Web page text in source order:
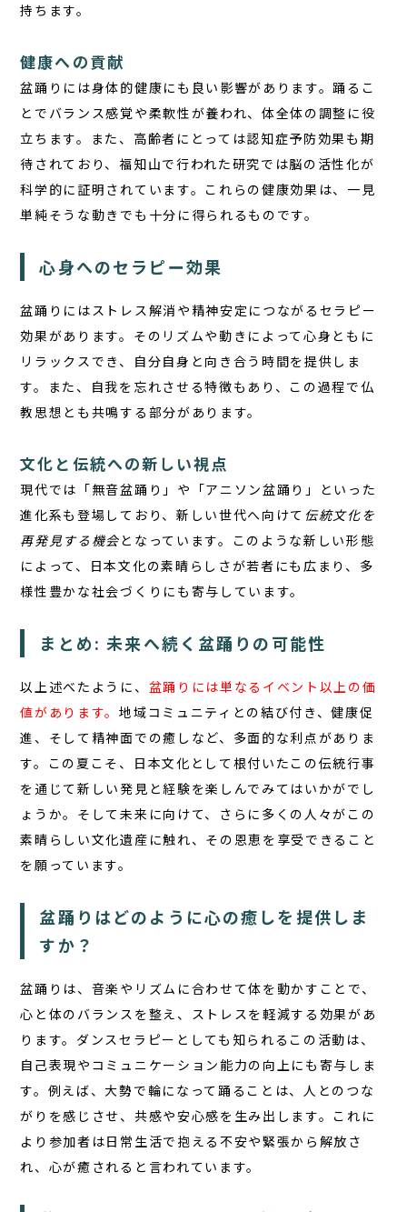
持ちます。
健康への貢献
盆踊りには身体的健康にも良い影響があります。踊るこ
とでバランス感覚や柔軟性が養われ、体全体の調整に役
立ちます。また、高齢者にとっては認知症予防効果も期
待されており、福知山で行われた研究では脳の活性化が
科学的に証明されています。これらの健康効果は、一見
単純そうな動きでも十分に得られるものです。
心身へのセラピー効果
盆踊りにはストレス解消や精神安定につながるセラピー
効果があります。そのリズムや動きによって心身ともに
リラックスでき、自分自身と向き合う時間を提供しま
す。また、自我を忘れさせる特徴もあり、この過程で仏
教思想とも共鳴する部分があります。
文化と伝統への新しい視点
現代では「無音盆踊り」や「アニソン盆踊り」といった
進化系も登場しており、新しい世代へ向けて 伝統文化を
再発見する機会となっています。このような新しい形態
によって、日本文化の素晴らしさが若者にも広まり、多
様性豊かな社会づくりにも寄与しています。
まとめ: 未来へ続く盆踊りの可能性
以上述べたように、 盆踊りには単なるイベント以上の価
値があります。地域コミュニティとの結び付き、健康促
進、そして精神面での癒しなど、多面的な利点がありま
す。この夏こそ、日本文化として根付いたこの伝統行事
を通じて新しい発見と経験を楽しんでみてはいかがでし
ょうか。そして未来に向けて、さらに多くの人々がこの
素晴らしい文化遺産に触れ、その恩恵を享受できること
を願っています。
盆踊りはどのように心の癒しを提供しま
すか？
盆踊りは、音楽やリズムに合わせて体を動かすことで、
心と体のバランスを整え、ストレスを軽減する効果があ
ります。 ダンスセラピー としても知られるこの活動は、
自己表現やコミュニケーション能力の向上にも寄与しま
す。例えば、大勢で輪になって踊ることは、人とのつな
がりを感じさせ、共感や安心感を生み出します。これに
より参加者は日常生活で抱える不安や緊張から解放さ
れ、心が癒されると言われています。